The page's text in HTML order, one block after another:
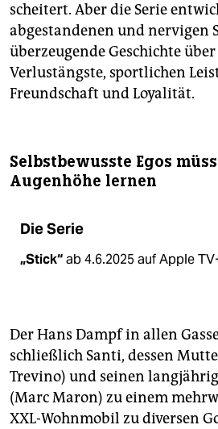
scheitert. Aber die Serie
abgestandenen und nervigen
überzeugende Geschichte
Verlustängste, sportlichen
Freundschaft und Loyalität.
Selbstbewusste Egos
Augenhöhe lernen
Die Serie
„Stick“ab 4.6.2025 auf Apple
Der Hans Dampf in allen
schließlich Santi, dessen
Trevino) und seinen
(Marc Maron) zu einem
XXL-Wohnmobil zu diversen